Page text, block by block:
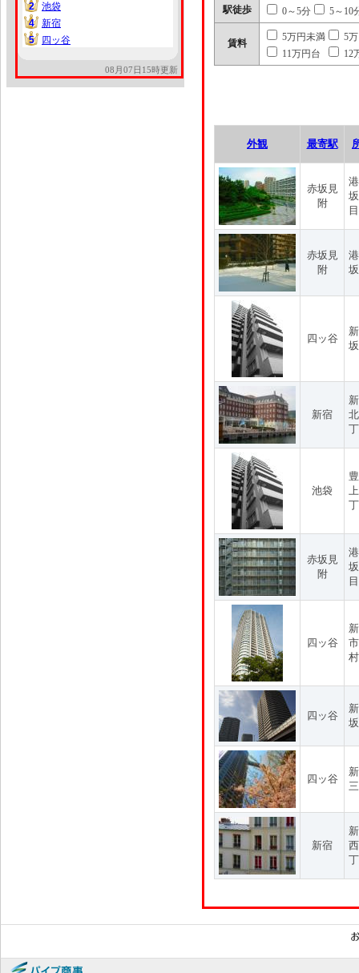
2
2
池袋
4
4
新宿
5
5 四ッ谷
08月07日15時更新
駅徒歩 0～5分 5～10
賃料
5万円未満
5
11万円台
12
外観 最寄駅
赤坂見
附
目
赤坂見
附
四ッ谷
新宿
池袋
赤坂見
附
目
四ッ谷
四ッ谷
四ッ谷
新宿